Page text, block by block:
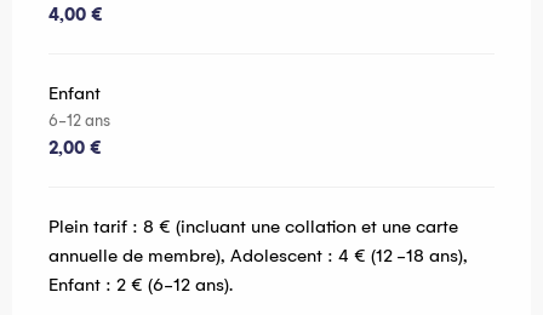
4,00 €
Enfant
6-12 ans
2,00 €
Plein tarif : 8 € (incluant une collation et une carte
annuelle de membre), Adolescent : 4 € (12 -18 ans),
Enfant : 2 € (6-12 ans).